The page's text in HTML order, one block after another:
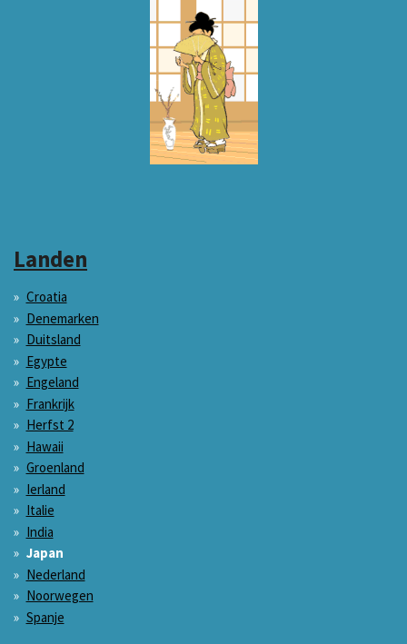
Landen
Croatia
Denemarken
Duitsland
Egypte
Engeland
Frankrijk
Herfst 2
Hawaii
Groenland
Ierland
Italie
India
Japan
Nederland
Noorwegen
Spanje